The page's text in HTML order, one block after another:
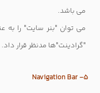
می باشد.
می توان "بنر سایت" را به
"گرادینت"ها مدنظر قرار داد.
5- Navigation Bar